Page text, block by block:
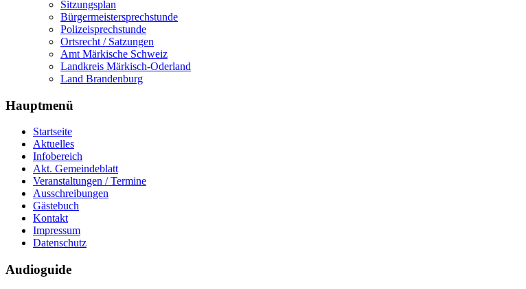
Sitzungsplan
Bürgermeistersprechstunde
Polizeisprechstunde
Ortsrecht / Satzungen
Amt Märkische Schweiz
Landkreis Märkisch-Oderland
Land Brandenburg
Hauptmenü
Startseite
Aktuelles
Infobereich
Akt. Gemeindeblatt
Veranstaltungen / Termine
Ausschreibungen
Gästebuch
Kontakt
Impressum
Datenschutz
Audioguide